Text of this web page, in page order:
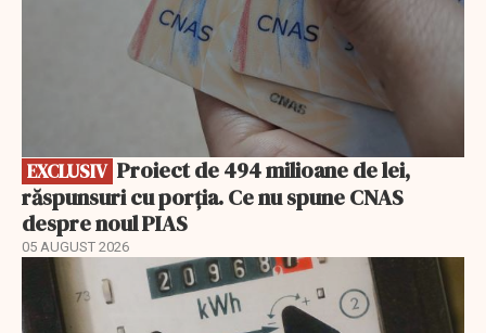
EXCLUSIV
răspunsuri cu porția. Ce nu spune CNAS
despre noul PIAS
05 AUGUST 2026